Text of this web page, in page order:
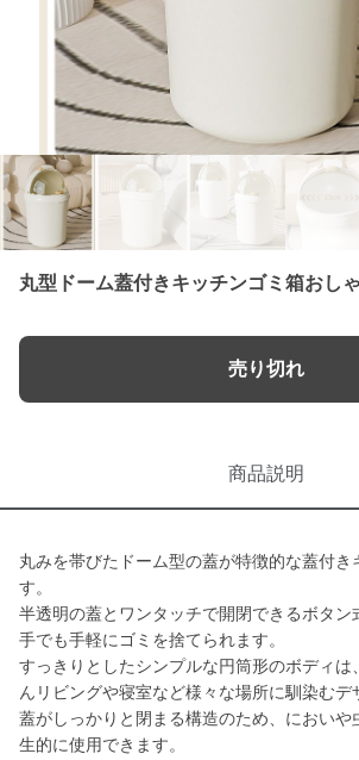
丸型ドーム蓋付きキッチンゴミ箱おし
売り切れ
商品説明
丸みを帯びたドーム型の蓋が特徴的な蓋付き
す。
半透明の蓋とワンタッチで開閉できるボタン
手でも手軽にゴミを捨てられます。
すっきりとしたシンプルな円筒形のボディは
んリビングや寝室など様々な場所に馴染むデ
蓋がしっかりと閉まる構造のため、においや
生的に使用できます。